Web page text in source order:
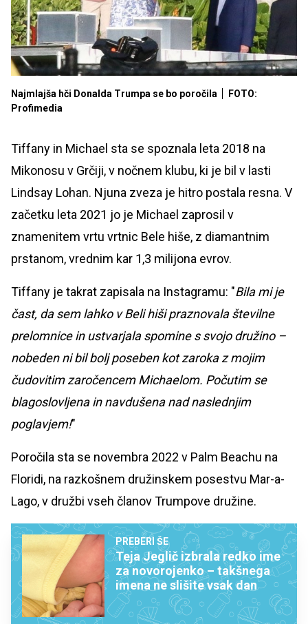
Najmlajša hči Donalda Trumpa se bo poročila
FOTO:
Profimedia
Tiffany in Michael sta se spoznala leta 2018 na
Mikonosu v Grčiji, v nočnem klubu, ki je bil v lasti
Lindsay Lohan. Njuna zveza je hitro postala resna. V
začetku leta 2021 jo je Michael zaprosil v
znamenitem vrtu vrtnic Bele hiše, z diamantnim
prstanom, vrednim kar 1,3 milijona evrov.
Tiffany je takrat zapisala na Instagramu: "Bila mi je
čast, da sem lahko v Beli hiši praznovala številne
prelomnice in ustvarjala spomine s svojo družino –
nobeden ni bil bolj poseben kot zaroka z mojim
čudovitim zaročencem Michaelom. Počutim se
blagoslovljena in navdušena nad naslednjim
poglavjem!"
Poročila sta se novembra 2022 v Palm Beachu na
Floridi, na razkošnem družinskem posestvu Mar-a-
Lago, v družbi vseh članov Trumpove družine.
PREBERI ŠE
Teja Jeglič izbrala redko ime
za novorojenko – takšnega
imena ne slišite vsak dan